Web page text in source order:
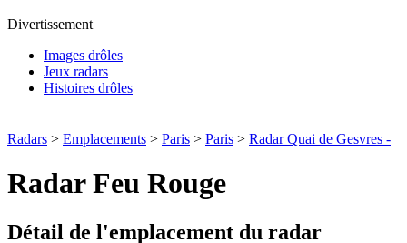
Divertissement
Images drôles
Jeux radars
Histoires drôles
Radars > Emplacements > Paris > Paris > Radar Quai de Gesvres -
Radar Feu Rouge
Détail de l'emplacement du radar